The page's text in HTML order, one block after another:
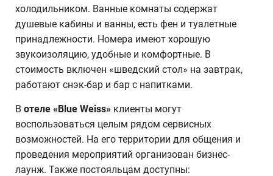
холодильником. Ванные комнаты содержат
душевые кабины и ванны, есть фен и туалетные
принадлежности. Номера имеют хорошую
звукоизоляцию, удобные и комфортные. В
стоимость включен «шведский стол» на завтрак,
работают снэк-бар и бар с напитками.
В отеле «Blue Weiss» клиенты могут
воспользоваться целым рядом сервисных
возможностей. На его территории для общения и
проведения мероприятий организован бизнес-
лаунж. Также постояльцам доступны: